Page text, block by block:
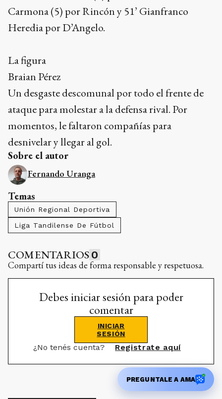
Carmona (5) por Rincón y 51’ Gianfranco
Heredia por D’Angelo.
La figura
Braian Pérez
Un desgaste descomunal por todo el frente de
ataque para molestar a la defensa rival. Por
momentos, le faltaron compañías para
desnivelar y llegar al gol.
Sobre el autor
Fernando Uranga
Temas
Unión Regional Deportiva
Liga Tandilense De Fútbol
COMENTARIOS 0
Compartí tus ideas de forma responsable y respetuosa.
Debes iniciar sesión para poder
comentar
INICIAR
SESIÓN
¿No tenés cuenta? Registrate aquí
PREGUNTALE A AMA